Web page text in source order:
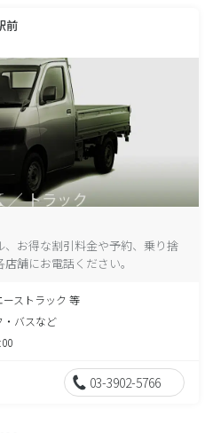
前
、お得な割引料金や予約、乗り捨
舗にお電話ください。
ーストラック 等
・バスなど
03-3902-5766